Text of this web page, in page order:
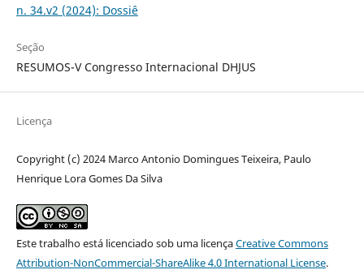
n. 34.v2 (2024): Dossiê
Seção
RESUMOS-V Congresso Internacional DHJUS
Licença
Copyright (c) 2024 Marco Antonio Domingues Teixeira, Paulo
Henrique Lora Gomes Da Silva
Este trabalho está licenciado sob uma licençaCreative Commons
Attribution-NonCommercial-ShareAlike 4.0 International License.